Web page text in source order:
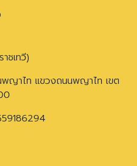
ชเทวี)
พญาไท แขวงถนนพญาไท เขต